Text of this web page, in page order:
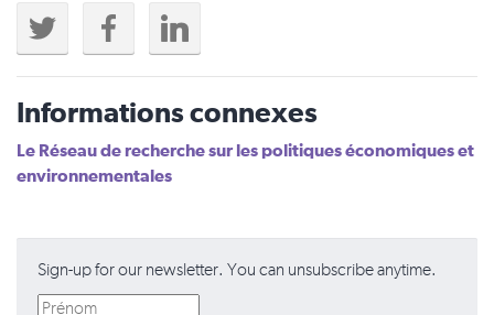
Informations connexes
Le Réseau de recherche sur les politiques économiques et
environnementales
Sign-up for our newsletter. You can unsubscribe anytime.